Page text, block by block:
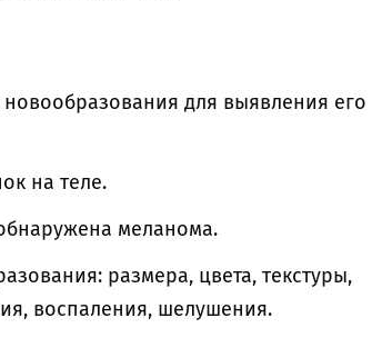
для выявления его
на теле.
меланома.
размера, цвета, текстуры,
воспаления, шелушения.